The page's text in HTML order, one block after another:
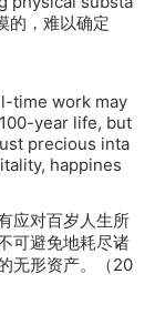
，难以确定
time work may
year life, but
precious inta
happines
应对百岁人生所
可避免地耗尽诸
无形资产。（20